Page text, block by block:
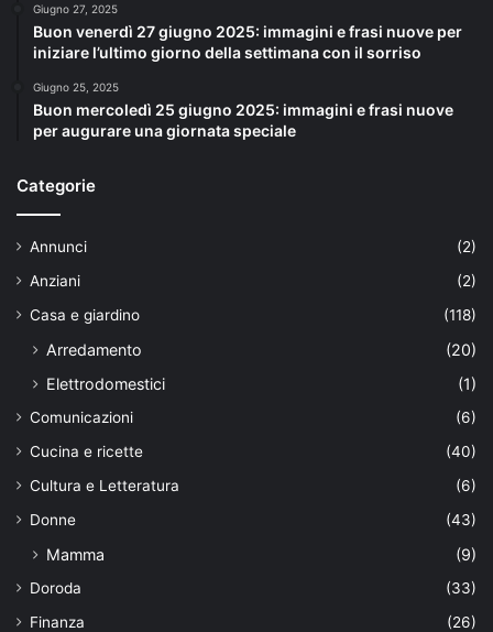
Giugno 27, 2025
Buon venerdì 27 giugno 2025: immagini e frasi nuove per
iniziare l’ultimo giorno della settimana con il sorriso
Giugno 25, 2025
Buon mercoledì 25 giugno 2025: immagini e frasi nuove
per augurare una giornata speciale
Categorie
Annunci
(2)
Anziani
(2)
Casa e giardino
(118)
Arredamento
(20)
Elettrodomestici
(1)
Comunicazioni
(6)
Cucina e ricette
(40)
Cultura e Letteratura
(6)
Donne
(43)
Mamma (9)
Doroda
(33)
Finanza
(26)